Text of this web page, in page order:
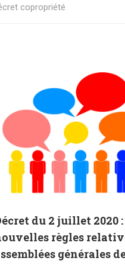
copropriété
du 2 juillet 2020
règles
générales